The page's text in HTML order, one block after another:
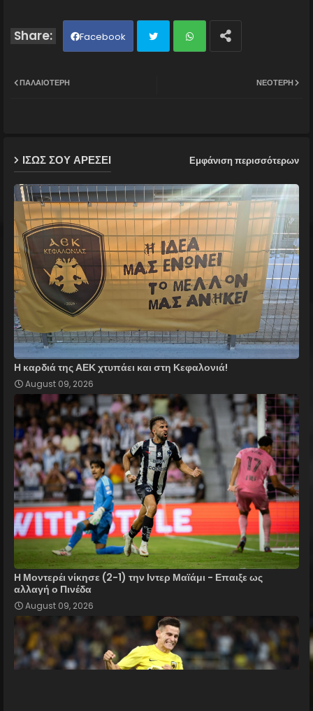
Facebook
p
ΝΕΌΤΕΡΗ
ΠΑΛΑΙΌΤΕΡΗ
ΙΣΩΣ ΣΟΥ ΑΡΕΣΕΙ Εμφάνιση περισσότερων
Η καρδιά της ΑΕΚ χτυπάει και στη Κεφαλονιά!
August 09, 2026
Η Μοντερέι νίκησε (2-1) την Ιντερ Μαϊάμι - Επαιξε ως
αλλαγή ο Πινέδα
August 09, 2026